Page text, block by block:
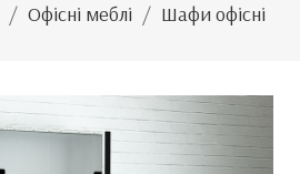
Офісні меблі Шафи офісні